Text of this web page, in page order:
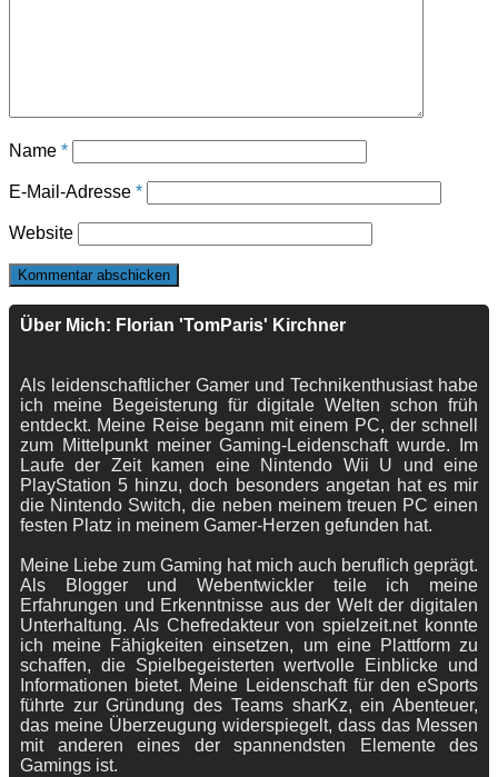
Name *
E-Mail-Adresse *
Website
Über Mich: Florian 'TomParis' Kirchner
Als leidenschaftlicher Gamer und Technikenthusiast habe
ich meine Begeisterung für digitale Welten schon früh
entdeckt. Meine Reise begann mit einem PC, der schnell
zum Mittelpunkt meiner Gaming-Leidenschaft wurde. Im
Laufe der Zeit kamen eine Nintendo Wii U und eine
PlayStation 5 hinzu, doch besonders angetan hat es mir
die Nintendo Switch, die neben meinem treuen PC einen
festen Platz in meinem Gamer-Herzen gefunden hat.
Meine Liebe zum Gaming hat mich auch beruflich geprägt.
Als Blogger und Webentwickler teile ich meine
Erfahrungen und Erkenntnisse aus der Welt der digitalen
Unterhaltung. Als Chefredakteur von spielzeit.net konnte
ich meine Fähigkeiten einsetzen, um eine Plattform zu
schaffen, die Spielbegeisterten wertvolle Einblicke und
Informationen bietet. Meine Leidenschaft für den eSports
führte zur Gründung des Teams sharKz, ein Abenteuer,
das meine Überzeugung widerspiegelt, dass das Messen
mit anderen eines der spannendsten Elemente des
Gamings ist.